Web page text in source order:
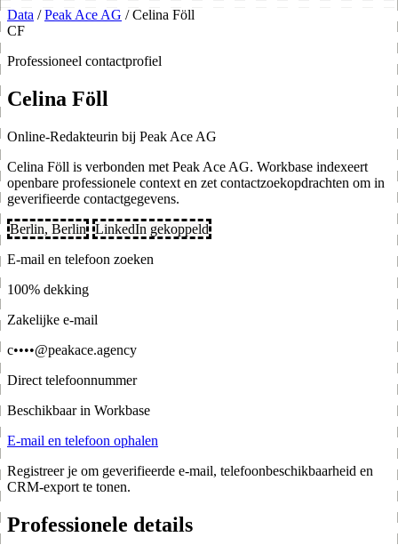
Data / Peak Ace AG / Celina Föll
CF
Professioneel contactprofiel
Celina Föll
Online-Redakteurin bij Peak Ace AG
Celina Föll is verbonden met Peak Ace AG. Workbase indexeert
openbare professionele context en zet contactzoekopdrachten om in
geverifieerde contactgegevens.
Berlin, Berlin
LinkedIn gekoppeld
E-mail en telefoon zoeken
100% dekking
Zakelijke e-mail
c••••@peakace.agency
Direct telefoonnummer
Beschikbaar in Workbase
E-mail en telefoon ophalen
Registreer je om geverifieerde e-mail, telefoonbeschikbaarheid en
CRM-export te tonen.
Professionele details